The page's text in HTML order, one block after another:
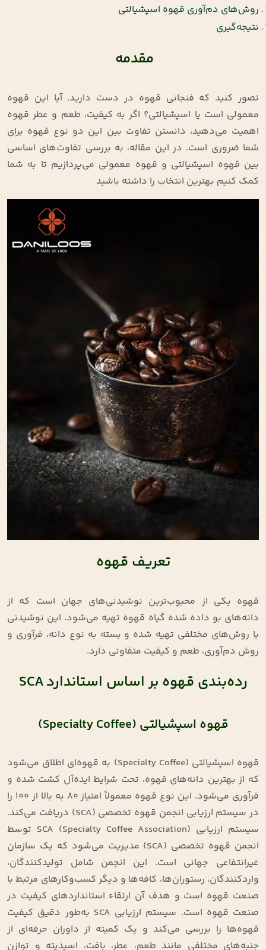
روش‌های دم‌آوری قهوه اسپشیالتی
نتیجه‌گیری
مقدمه
تصور کنید که فنجانی قهوه در دست دارید. آیا این قهوه
معمولی است یا اسپشیالتی؟ اگر به کیفیت، طعم و عطر قهوه
اهمیت می‌دهید، دانستن تفاوت بین این دو نوع قهوه برای
شما ضروری است. در این مقاله، به بررسی تفاوت‌های اساسی
بین قهوه اسپشیالتی و قهوه معمولی می‌پردازیم تا به شما
کمک کنیم بهترین انتخاب را داشته باشید
تعریف قهوه
قهوه یکی از محبوب‌ترین نوشیدنی‌های جهان است که از
دانه‌های بو داده شده گیاه قهوه تهیه می‌شود. این نوشیدنی
با روش‌های مختلفی تهیه شده و بسته به نوع دانه، فرآوری و
روش دم‌آوری، طعم و کیفیت متفاوتی دارد.
رده‌بندی قهوه بر اساس استاندارد SCA
قهوه اسپشیالتی (Specialty Coffee)
قهوه اسپشیالتی (Specialty Coffee) به قهوه‌ای اطلاق می‌شود
که از بهترین دانه‌های قهوه، تحت شرایط ایده‌آل کشت شده و
فرآوری می‌شود. این نوع قهوه معمولاً امتیاز 80 به بالا از 100 را
در سیستم ارزیابی انجمن قهوه تخصصی (SCA) دریافت می‌کند.
سیستم ارزیابی SCA (Specialty Coffee Association) توسط
انجمن قهوه تخصصی (SCA) مدیریت می‌شود که یک سازمان
غیرانتفاعی جهانی است. این انجمن شامل تولیدکنندگان،
واردکنندگان، رستوران‌ها، کافه‌ها و دیگر کسب‌وکارهای مرتبط با
صنعت قهوه است و هدف آن ارتقاء استانداردهای کیفیت در
صنعت قهوه است. سیستم ارزیابی SCA به‌طور دقیق کیفیت
قهوه‌ها را بررسی می‌کند و یک کمیته از داوران حرفه‌ای از
جنبه‌های مختلفی مانند طعم، عطر، بافت، اسیدیته و توازن